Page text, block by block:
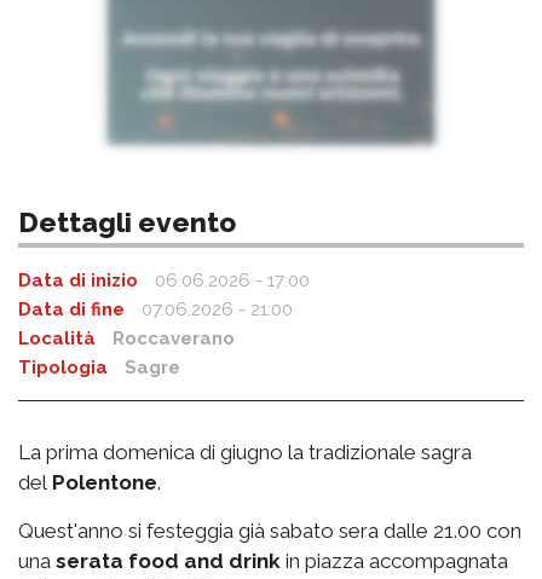
Dettagli evento
Data di inizio
06.06.2026 - 17:00
Data di fine
07.06.2026 - 21:00
Località
Roccaverano
Tipologia
Sagre
La prima domenica di giugno la tradizionale sagra
del Polentone.
Quest'anno si festeggia già sabato sera dalle 21.00 con
una serata food and drink in piazza accompagnata